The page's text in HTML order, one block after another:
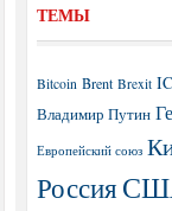
ТЕМЫ
Bitcoin Brent Brexit
Владимир Путин
Европейский союз
Россия